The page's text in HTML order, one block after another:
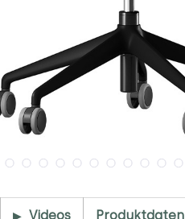
Videos Produktdaten